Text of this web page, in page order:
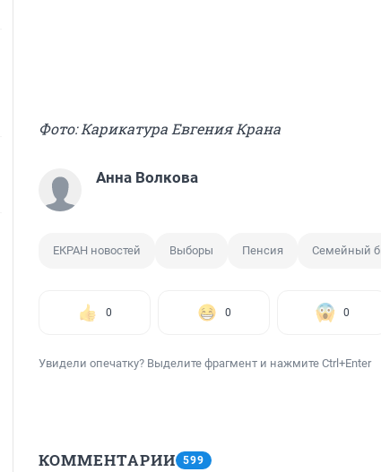
Фото: Карикатура Евгения Крана
Анна Волкова
ЕКРАН новостей Выборы Пенсия Семейный
0 0 0
Увидели опечатку? Выделите фрагмент и нажмите Ctrl+Enter
КОММЕНТАРИИ 599